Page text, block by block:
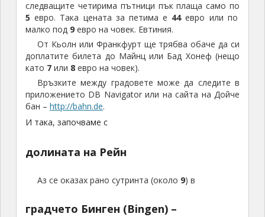
следващите четирима пътници пък плаща само по
5 евро. Така цената за петима е 44евро или по
малко под 9евро на човек. Евтиния.
От Кьолн или Франкфурт ще трябва обаче да си
доплатите билета до Майнц или Бад Хонеф (нещо
като 7или 8евро на човек).
Връзките между градовете може да следите в
приложението DB Navigator или на сайта на Дойче
бан – http://bahn.de.
И така, започваме с
долината на Рейн
Аз се оказах рано сутринта (около 9) в
градчето Бинген (Bingen) –